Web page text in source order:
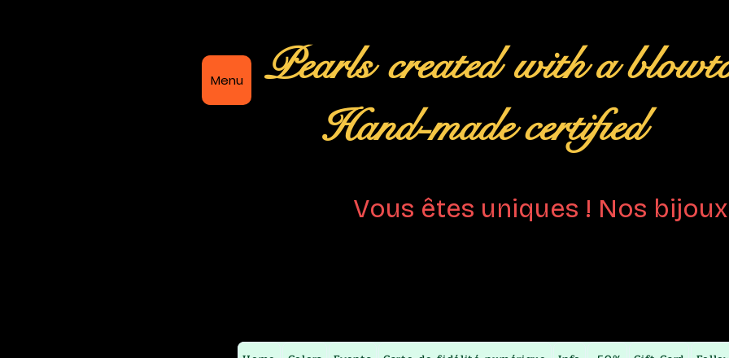
Menu Pearls created with a
Hand-made certified
Vous êtes uniques ! Nos